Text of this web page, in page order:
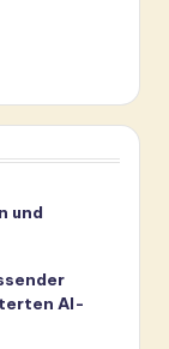
und
AI-